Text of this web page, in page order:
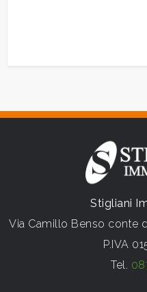
Stigliani
Via Camillo Benso conte
P.IVA
Tel.